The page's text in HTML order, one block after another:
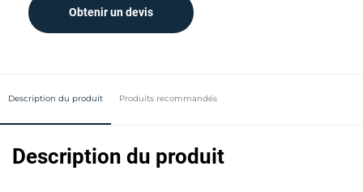
Obtenir un devis
Description du produit Produits recommandés
Description du produit